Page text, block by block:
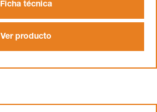
Ficha técnica
Ver producto